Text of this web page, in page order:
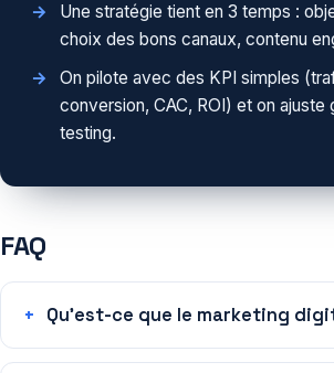
Une stratégie tient en 3 temps :
choix des bons canaux, contenu
On pilote avec des KPI simples
conversion, CAC, ROI) et on ajuste
testing.
FAQ
Qu’est-ce que le marketing